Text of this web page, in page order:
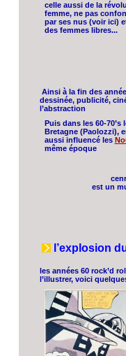
celle aussi de la
femme, ne pas
par ses nus (voir ici)
des femmes libres...
Ainsi à la fin des
dessinée, publicité,
l’abstraction
Puis dans les 60-
Bretagne (Paolozzi),
aussi influencé les
même époque
est un
l’explosion
les années 60 rock’d
l’illustrer, voici